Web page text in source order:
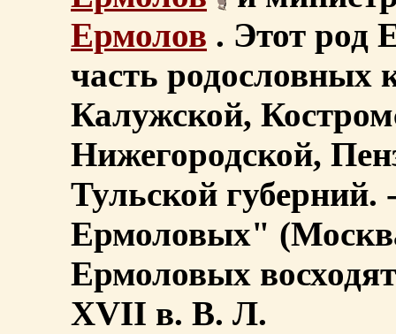
Ермолов . Этот род
часть родословных
Калужской,
Нижегородской,
Тульской
Ермоловых"
Ермоловых
XVII в. В. Л.